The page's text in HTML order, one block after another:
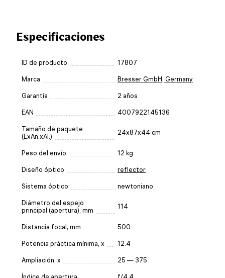
Especificaciones
ID de producto 17807
Marca Bresser GmbH, Germany
Garantía 2 años
EAN 4007922145136
Tamaño de paquete
(LxAn.xAl.)
24x87x44 cm
Peso del envío 12 kg
Diseño óptico reflector
Sistema óptico newtoniano
Diámetro del espejo
principal (apertura), mm
114
Distancia focal, mm 500
Potencia práctica mínima, x 12.4
Ampliación, x 25 — 375